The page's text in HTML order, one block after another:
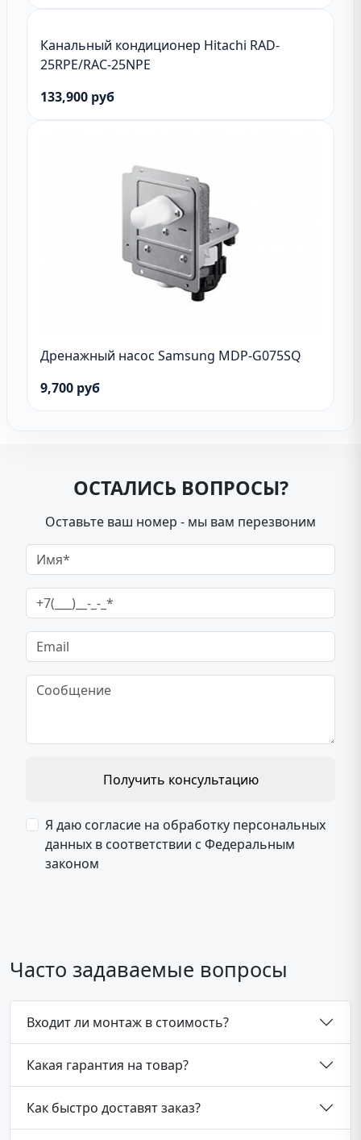
Канальный кондиционер Hitachi RAD-
25RPE/RAC-25NPE
133,900 руб
Дренажный насос Samsung MDP-G075SQ
9,700 руб
ОСТАЛИСЬ ВОПРОСЫ?
Оставьте ваш номер - мы вам перезвоним
Получить консультацию
Я даю согласие на обработку персональных
данных в соответствии с Федеральным
законом
Часто задаваемые вопросы
Входит ли монтаж в стоимость?
Какая гарантия на товар?
Как быстро доставят заказ?